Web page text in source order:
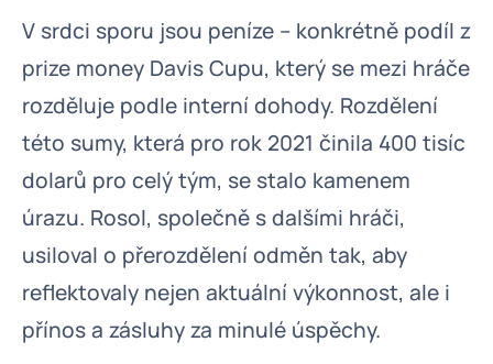
V srdci sporu jsou peníze – konkrétně podíl z
prize money Davis Cupu, který se mezi hráče
rozděluje podle interní dohody. Rozdělení
této sumy, která pro rok 2021 činila 400 tisíc
dolarů pro celý tým, se stalo kamenem
úrazu. Rosol, společně s dalšími hráči,
usiloval o přerozdělení odměn tak, aby
reflektovaly nejen aktuální výkonnost, ale i
přínos a zásluhy za minulé úspěchy.